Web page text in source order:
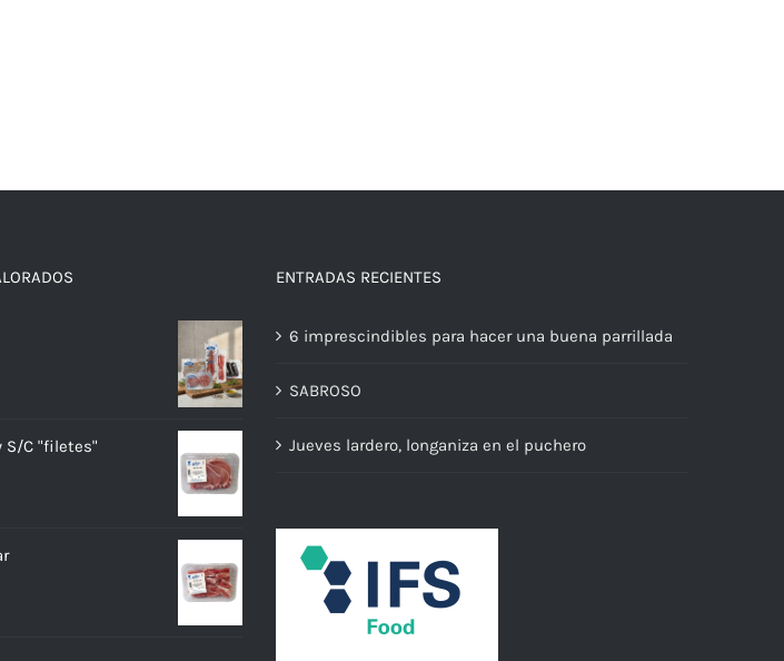
S/C "filetes"
ENTRADAS RECIENTES
6 imprescindibles para hacer una buena parrillada
SABROSO
Jueves lardero, longaniza en el puchero